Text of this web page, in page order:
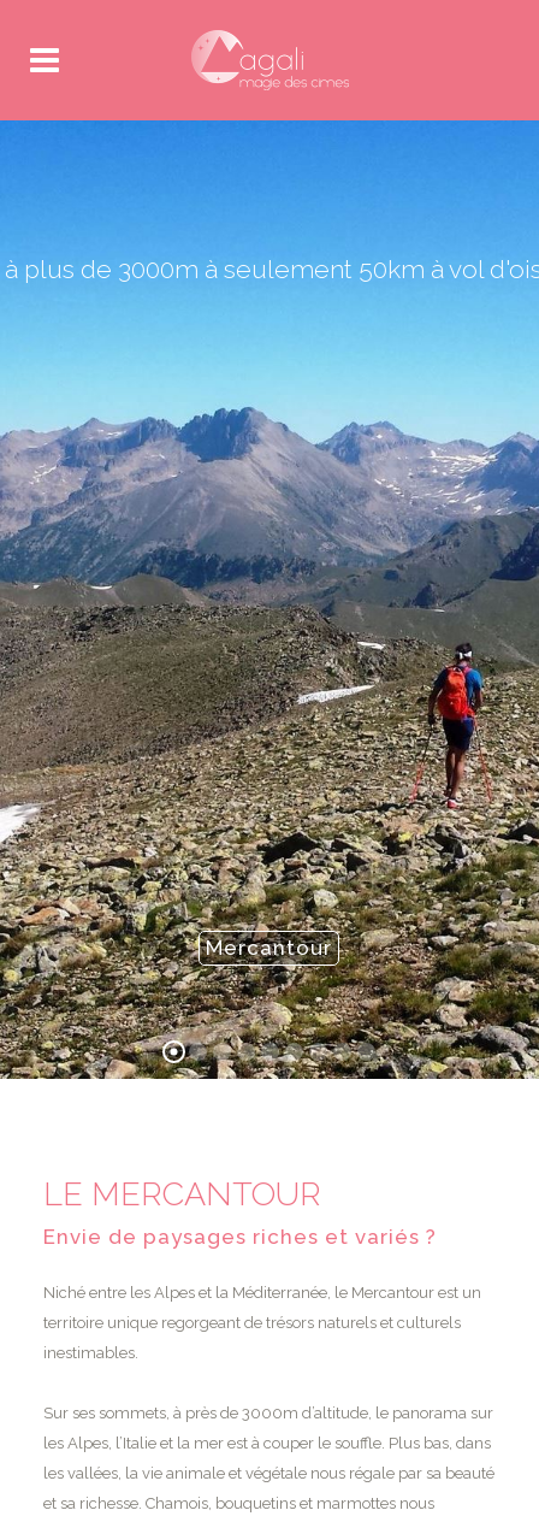
Mercantour
plus de 3000m à seulement 50km à vol
LE MERCANTOUR
Envie de paysages riches et variés ?
Niché entre les Alpes et la Méditerranée, le Mercantour est un
territoire unique regorgeant de trésors naturels et culturels
inestimables.
Sur ses sommets, à près de 3000m d’altitude, le panorama sur
les Alpes, l’Italie et la mer est à couper le souffle. Plus bas, dans
les vallées, la vie animale et végétale nous régale par sa beauté
et sa richesse. Chamois, bouquetins et marmottes nous